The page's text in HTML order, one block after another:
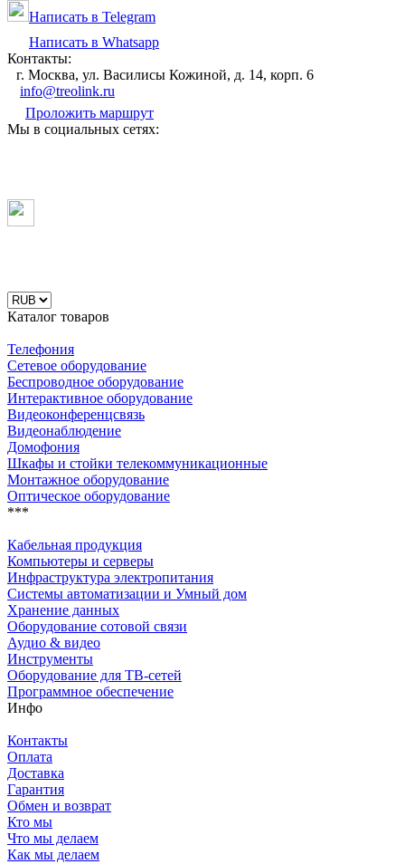
Написать в Telegram
Написать в Whatsapp
Контакты:
г. Москва, ул. Василисы Кожиной, д. 14, корп. 6
info@treolink.ru
Проложить маршрут
Мы в социальных сетях:
Каталог товаров
Телефония
Сетевое оборудование
Беспроводное оборудование
Интерактивное оборудование
Видеоконференцсвязь
Видеонаблюдение
Домофония
Шкафы и стойки телекоммуникационные
Монтажное оборудование
Оптическое оборудование
***
Кабельная продукция
Компьютеры и серверы
Инфраструктура электропитания
Системы автоматизации и Умный дом
Хранение данных
Оборудование сотовой связи
Аудио & видео
Инструменты
Оборудование для ТВ-сетей
Программное обеспечение
Инфо
Контакты
Оплата
Доставка
Гарантия
Обмен и возврат
Кто мы
Что мы делаем
Как мы делаем